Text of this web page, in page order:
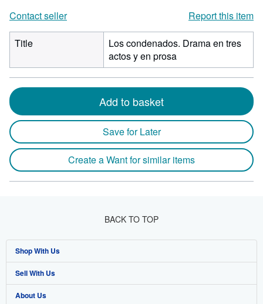
Contact seller
Report this item
Title
Los condenados. Drama en tres
actos y en prosa
Add to basket
Save for Later
Create a Want for similar items
BACK TO TOP
Shop With Us
Advanced Search
Browse Collections
Sell With Us
Start Selling
About Us